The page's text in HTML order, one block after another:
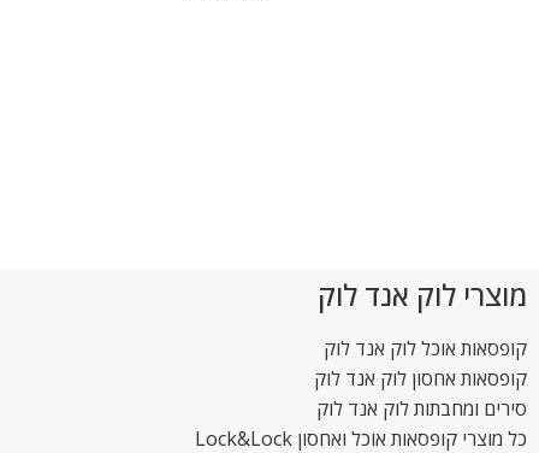
מוצרי לוק אנד לוק
קופסאות אוכל לוק אנד לוק
קופסאות אחסון לוק אנד לוק
סירים ומחבתות לוק אנד לוק
כל מוצרי קופסאות אוכל ואחסון Lock&Lock